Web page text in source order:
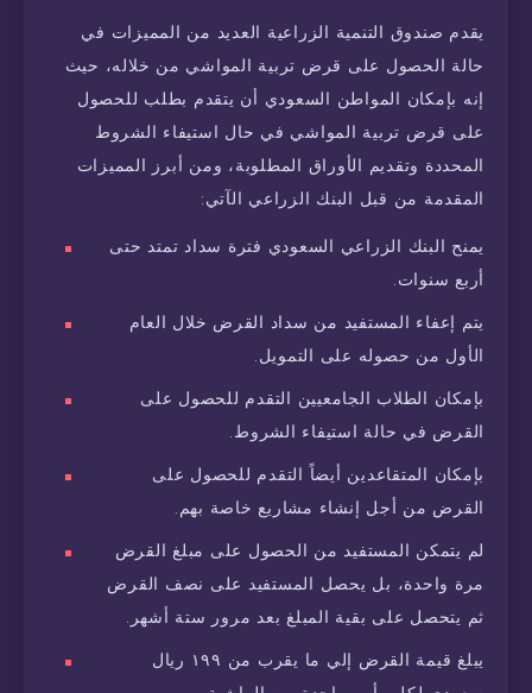
يقدم صندوق التنمية الزراعية العديد من المميزات في
حالة الحصول على قرض تربية المواشي من خلاله، حيث
إنه بإمكان المواطن السعودي أن يتقدم بطلب للحصول
على قرض تربية المواشي في حال استيفاء الشروط
المحددة وتقديم الأوراق المطلوبة، ومن أبرز المميزات
المقدمة من قبل البنك الزراعي الآتي:
يمنح البنك الزراعي السعودي فترة سداد تمتد حتى
أربع سنوات.
يتم إعفاء المستفيد من سداد القرض خلال العام
الأول من حصوله على التمويل.
بإمكان الطلاب الجامعيين التقدم للحصول على
القرض في حالة استيفاء الشروط.
بإمكان المتقاعدين أيضاً التقدم للحصول على
القرض من أجل إنشاء مشاريع خاصة بهم.
لم يتمكن المستفيد من الحصول على مبلغ القرض
مرة واحدة، بل يحصل المستفيد على نصف القرض
ثم يتحصل على بقية المبلغ بعد مرور ستة أشهر.
يبلغ قيمة القرض إلي ما يقرب من ١٩٩ ريال